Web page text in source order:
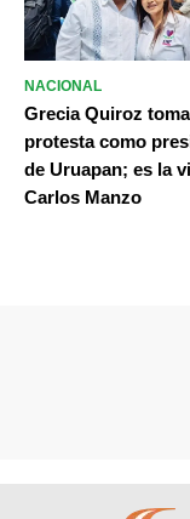
NACIONAL
Grecia Quiroz
protesta como
de Uruapan; es la
Carlos Manzo